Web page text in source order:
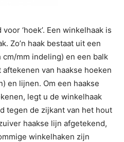
‘hoek’. Een winkelhaak is
Zo’n haak bestaat uit een
mm indeling) en een balk
van haakse hoeken
en lijnen. Om een haakse
legt u de winkelhaak
tegen de zijkant van het hout
haakse lijn afgetekend,
winkelhaken zijn